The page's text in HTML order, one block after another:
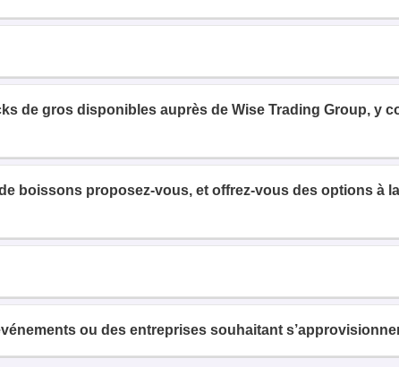
de gros disponibles auprès de Wise Trading Group, y
boissons proposez-vous, et offrez-vous des options à
ou des entreprises souhaitant